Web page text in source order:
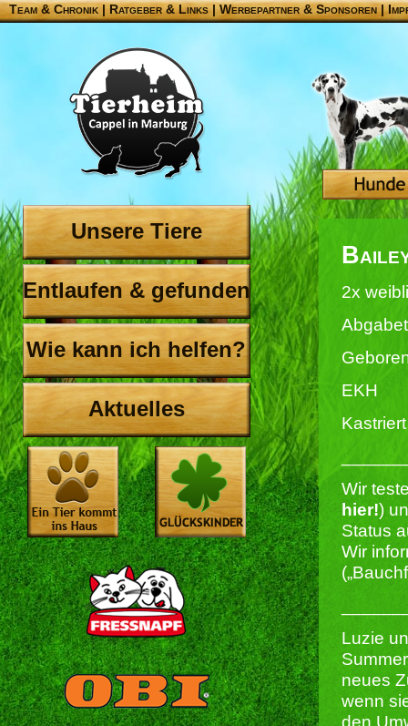
Team & Chronik |Ratgeber & Links|Werbepartner & Sponsoren|
Unsere Tiere
Entlaufen & gefunden
Wie kann ich helfen?
Aktuelles
2x
EKH
Wir
hier!)
Status
Wir
Luzie
neues
wenn
den